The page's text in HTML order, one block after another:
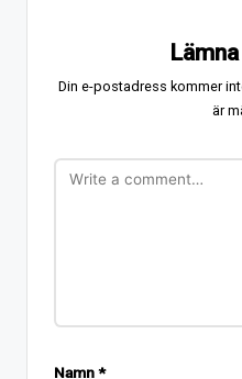
Din e-postadress kommer
är
Namn*